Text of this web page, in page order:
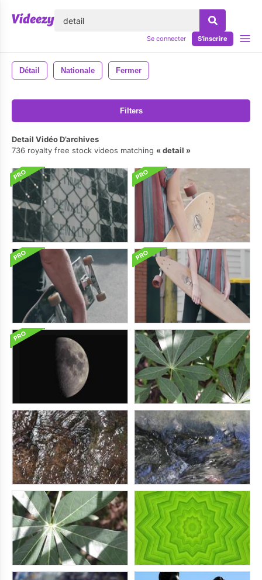
Se connecter S'inscrire
Détail Nationale Fermer
Filters
Detail Vidéo D’archives
736 royalty free stock videos matching
detail